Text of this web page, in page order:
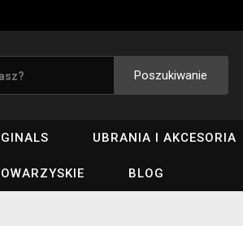
Poszukiwanie
UBRANIA I AKCESORIA
BLOG